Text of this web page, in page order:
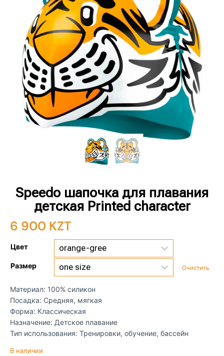
Speedo шапочка для плавания
детская Printed character
6 900 KZT
Цвет
Размер Очистить
Материал: 100% силикон
Посадка: Средняя, мягкая
Форма: Классическая
Назначение: Детское плавание
Тип использования: Тренировки, обучение, бассейн
В наличии